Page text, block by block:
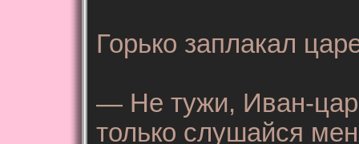
Горько заплакал
— Не тужи, Иван-
только слушайся